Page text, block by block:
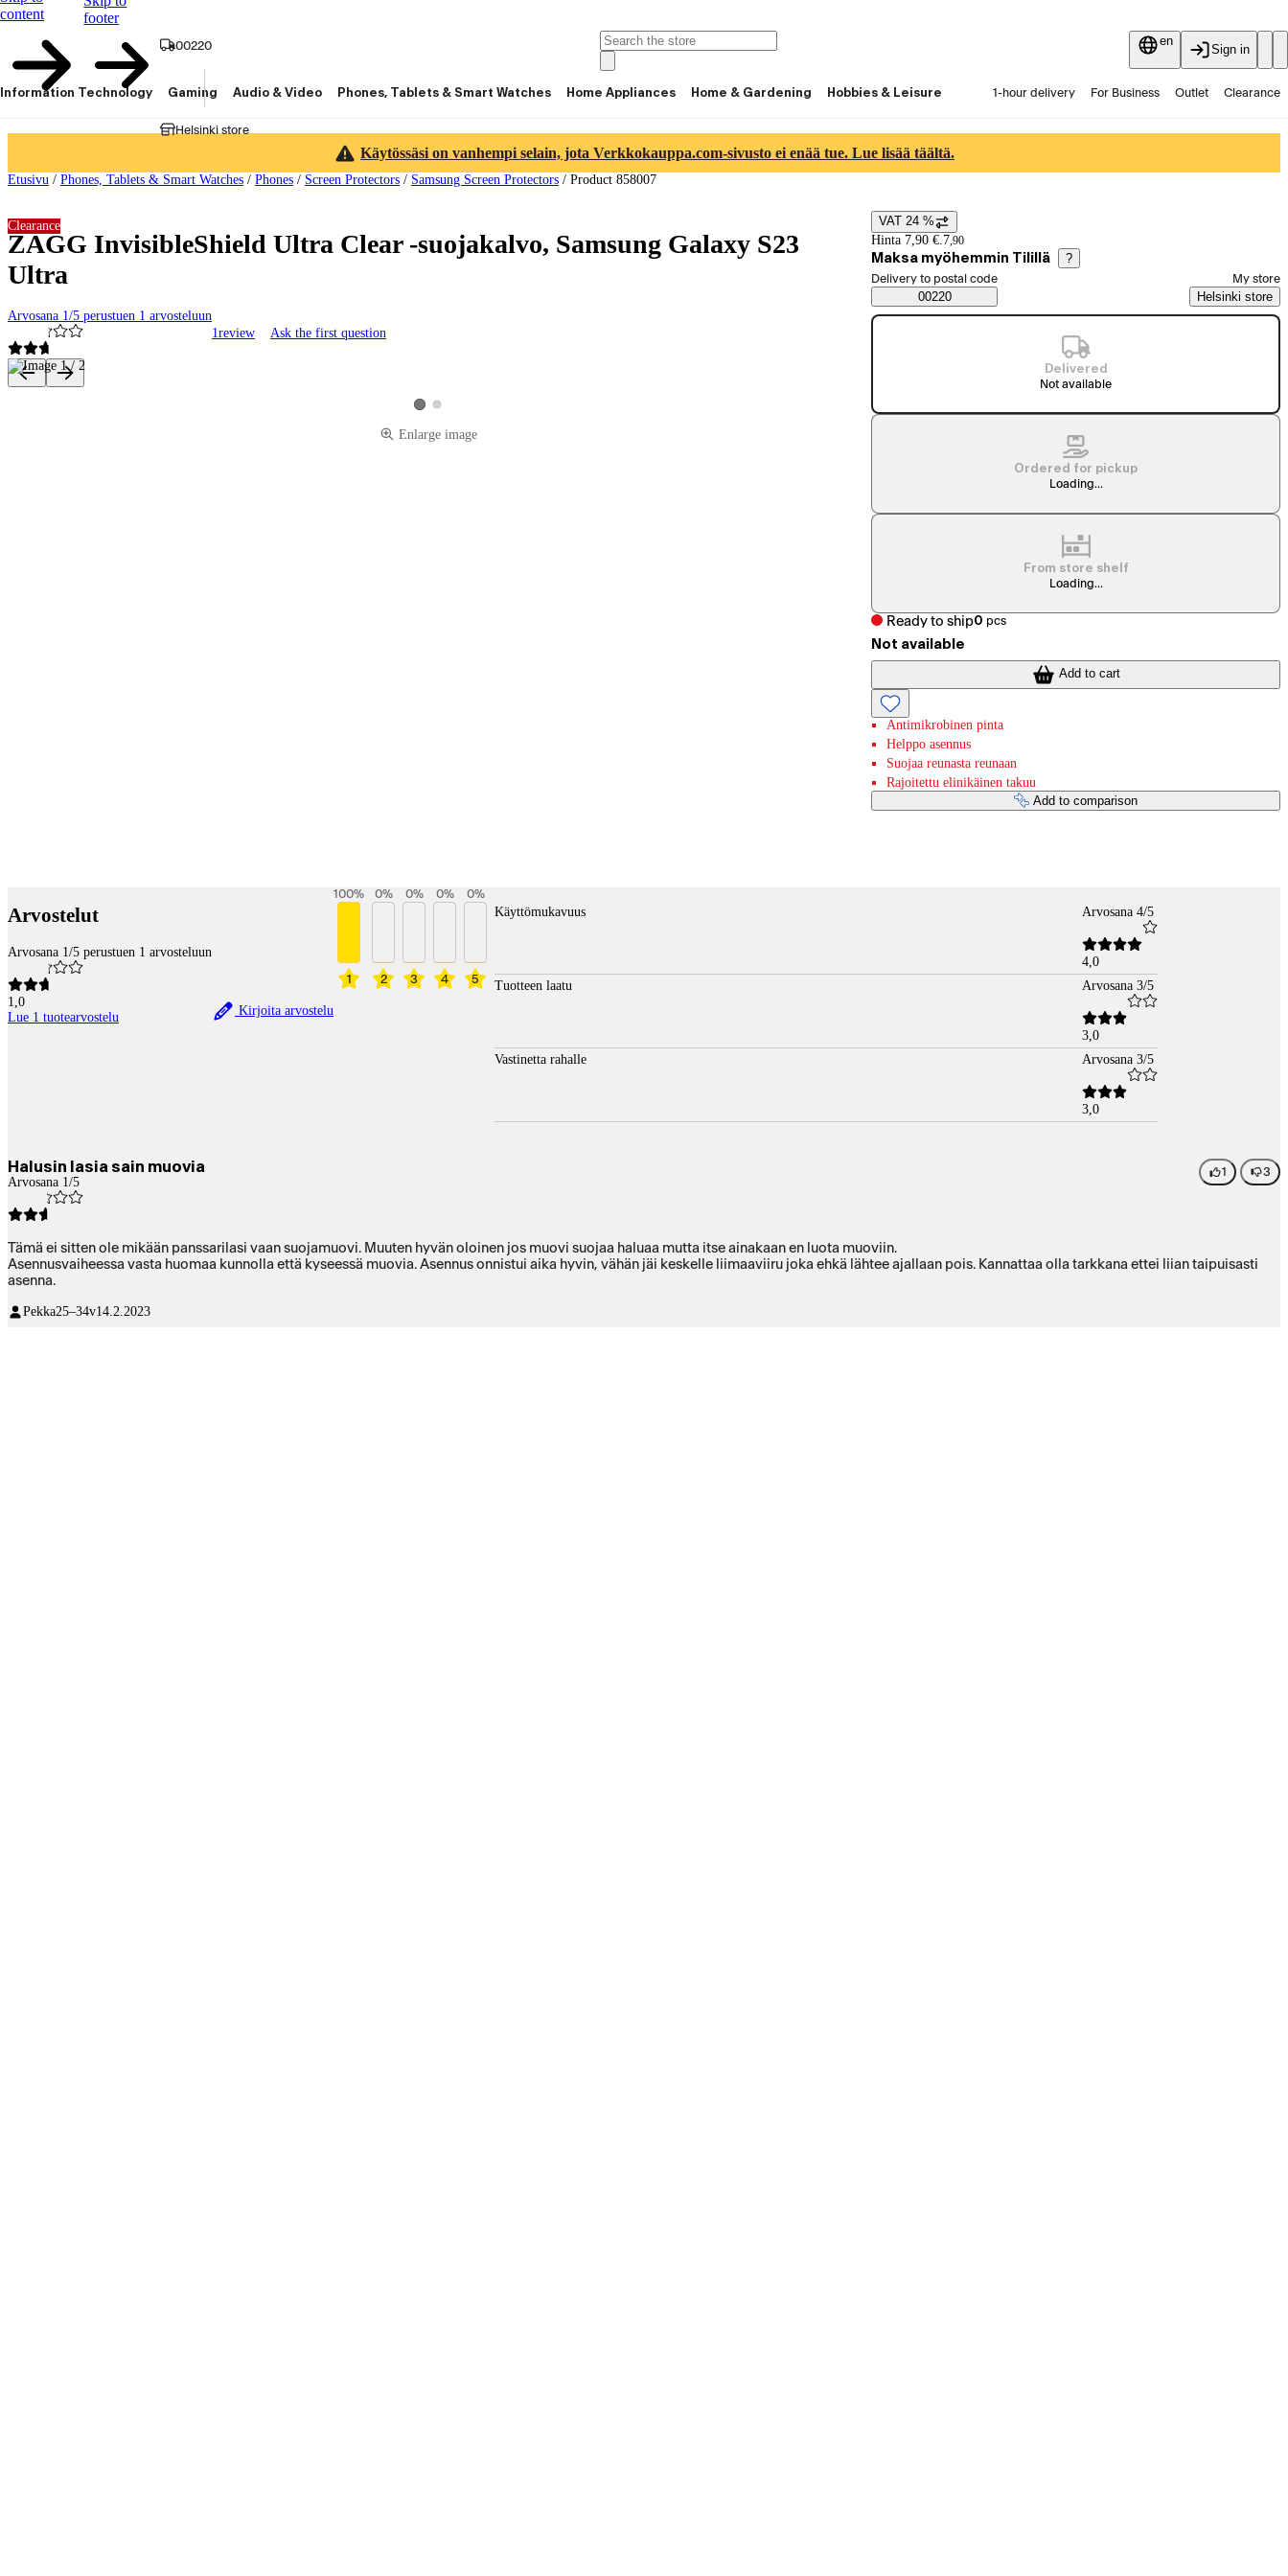
content
footer
00220
Helsinki store
en
Sign in
Information Technology Gaming Audio & Video Phones, Tablets & Smart Watches Home Appliances Home & Gardening Hobbies & Leisure 1-hour delivery For Business Outlet Clearance
Käytössäsi on vanhempi selain, jota Verkkokauppa.com-sivusto ei enää tue. Lue lisää täältä.
Etusivu / Phones, Tablets & Smart Watches / Phones / Screen Protectors / Samsung Screen Protectors / Product 858007
ZAGG InvisibleShield Ultra Clear -suojakalvo, Samsung Galaxy S23
Ultra
Arvosana 1/5 perustuen 1 arvosteluun
1review Ask the first question
Clearance
Product images and videos
View product image 1
View product image 2
Enlarge image
Price details
VAT 24 %
Hinta 7,90 €. 7,90
Maksa myöhemmin Tilillä ?
Saatavuustiedot
Select order method
Delivery to postal code
00220
My store
Helsinki store
Delivered
Not available
Ordered for pickup
Loading...
From store shelf
Loading...
Ready to ship0 pcs
Not available
Add to cart
Antimikrobinen pinta
Helppo asennus
Suojaa reunasta reunaan
Rajoitettu elinikäinen takuu
Add to comparison
Arvostelut
Arvosana 1/5 perustuen 1 arvosteluun
1,0
Lue 1 tuotearvostelu
Kirjoita arvostelu
1
100%
2
0%
3
0%
4
0%
5
0%
Käyttömukavuus Arvosana 4/5
4,0
Tuotteen laatu
Arvosana 3/5
3,0
Vastinetta rahalle
Arvosana 3/5
3,0
Halusin lasia sain muovia
Arvosana 1/5
1 3
Tämä ei sitten ole mikään panssarilasi vaan suojamuovi. Muuten hyvän oloinen jos muovi suojaa haluaa mutta itse ainakaan en luota muoviin.
Asennusvaiheessa vasta huomaa kunnolla että kyseessä muovia. Asennus onnistui aika hyvin, vähän jäi keskelle liimaaviiru joka ehkä lähtee ajallaan pois. Kannattaa olla tarkkana ettei liian taipuisasti
asenna.
Pekka25–34v14.2.2023